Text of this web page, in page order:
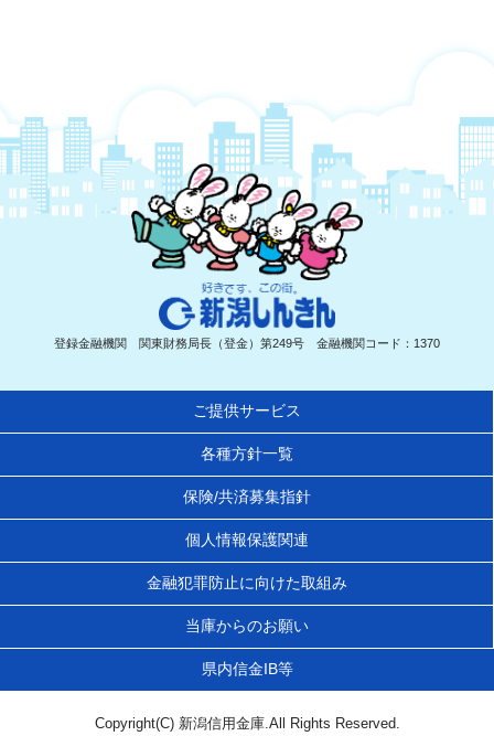
登録金融機関 関東財務局長（登金）第249号 金融機関コード：1370
ご提供サービス
各種方針一覧
保険/共済募集指針
個人情報保護関連
金融犯罪防止に向けた取組み
当庫からのお願い
県内信金IB等
Copyright(C) 新潟信用金庫.All Rights Reserved.